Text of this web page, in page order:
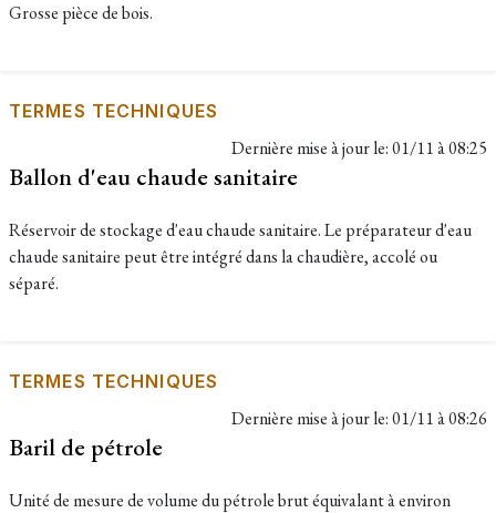
Grosse pièce de bois.
TERMES TECHNIQUES
Dernière mise à jour le:01/11 à 08:25
Ballon d'eau chaude sanitaire
Réservoir de stockage d'eau chaude sanitaire. Le préparateur d'eau
chaude sanitaire peut être intégré dans la chaudière, accolé ou
séparé.
TERMES TECHNIQUES
Dernière mise à jour le:01/11 à 08:26
Baril de pétrole
Unité de mesure de volume du pétrole brut équivalant à environ